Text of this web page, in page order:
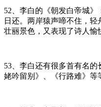
52、李白的《朝发白帝城
日还。两岸猿声啼不住，
壮丽景色，又表现了诗人愉
53、李白还有很多首有名
姥吟留别》、《行路难》等